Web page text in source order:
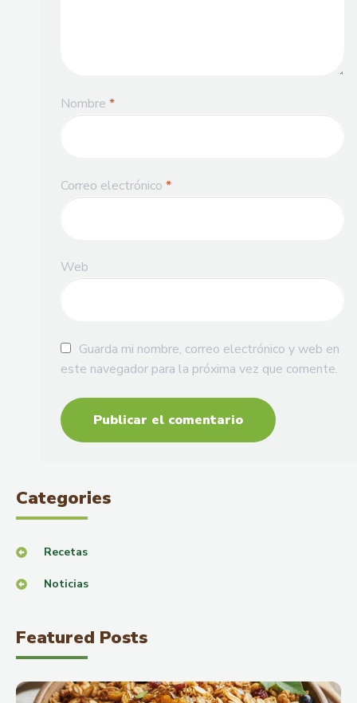
Categories
Recetas
Noticias
Featured Posts
Nombre *
Correo electrónico *
Web
Guarda mi nombre, correo electrónico y web en
este navegador para la próxima vez que comente.